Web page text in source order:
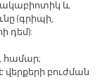
և
(գրիպի,
դեմ):
, համար;
է վերքերի բուժման